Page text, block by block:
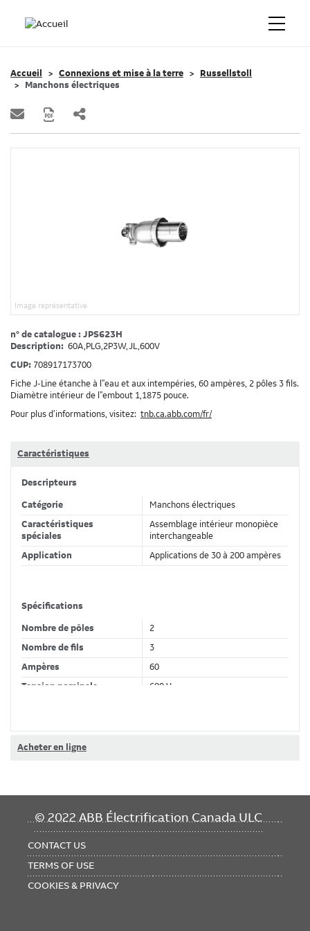
Accueil Connexions et mise à la terre
Russellstoll
Manchons électriques
Image représentative
n° de catalogue : JPS623H
Description: 60A,PLG,2P3W,JL,600V
CUP: 708917173700
Fiche J-Line étanche à l"eau et aux intempéries, 60 ampères, 2 pôles 3 fils.
Diamètre intérieur de l"embout 1,1875 pouce.
Pour plus d’informations, visitez: tnb.ca.abb.com/fr/
Caractéristiques
Descripteurs
Catégorie
Manchons électriques
Caractéristiques
spéciales
Assemblage intérieur monopièce
interchangeable
Application
Applications de 30 à 200 ampères
Spécifications
Nombre de pôles
2
Nombre de fils
3
Ampères
60
Tension nominale
600 V
Acheter en ligne
© 2022 ABB Électrification Canada ULC
FOOTER
CONTACT US
TERMS OF USE
COOKIES & PRIVACY